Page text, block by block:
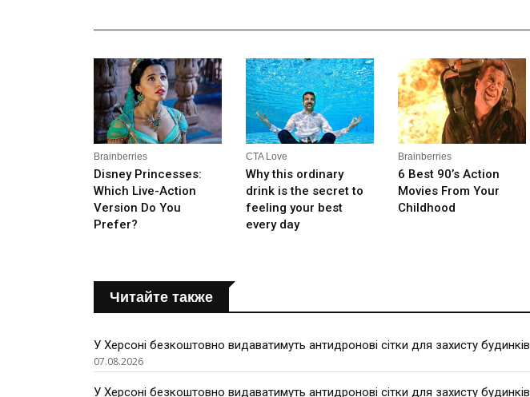
Читайте также
У Херсоні безкоштовно видаватимуть антидронові сітки для захисту будинків
07.08.2026
У Херсоні безкоштовно видаватимуть антидронові сітки для захисту будинків